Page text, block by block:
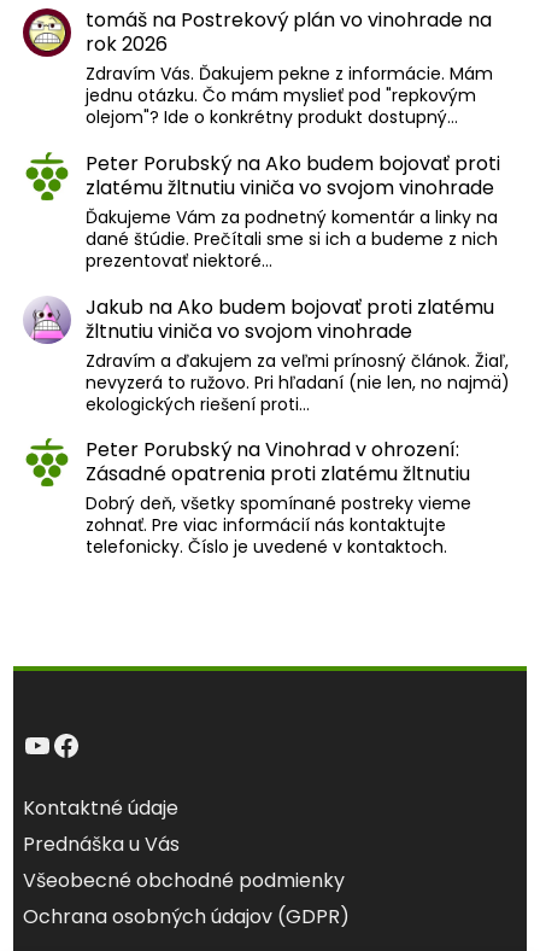
tomáš na Postrekový plán vo vinohrade na
rok 2026
Zdravím Vás. Ďakujem pekne z informácie. Mám
jednu otázku. Čo mám myslieť pod "repkovým
olejom"? Ide o konkrétny produkt dostupný…
Peter Porubský naAko budem bojovať proti
zlatému žltnutiu viniča vo svojom vinohrade
Ďakujeme Vám za podnetný komentár a linky na
dané štúdie. Prečítali sme si ich a budeme z nich
prezentovať niektoré…
Jakub naAko budem bojovať proti zlatému
žltnutiu viniča vo svojom vinohrade
Zdravím a ďakujem za veľmi prínosný článok. Žiaľ,
nevyzerá to ružovo. Pri hľadaní (nie len, no najmä)
ekologických riešení proti…
Peter Porubský naVinohrad v ohrození:
Zásadné opatrenia proti zlatému žltnutiu
Dobrý deň, všetky spomínané postreky vieme
zohnať. Pre viac informácií nás kontaktujte
telefonicky. Číslo je uvedené v kontaktoch.
YouTube
Facebook
Kontaktné údaje
Prednáška u Vás
Všeobecné obchodné podmienky
Ochrana osobných údajov (GDPR)